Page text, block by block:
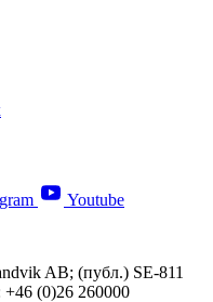
Youtube
AB; (публ.) SE-811
(0)26 260000